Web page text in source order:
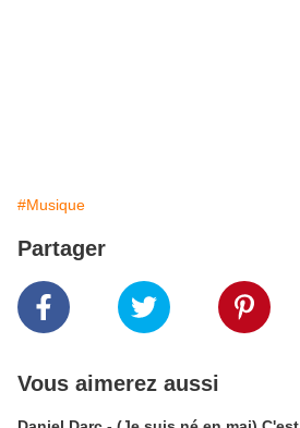
#Musique
Partager
Vous aimerez aussi